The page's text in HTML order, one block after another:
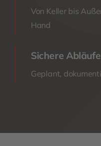
Von Keller bis
Hand
Sichere Abläufe
Geplant,